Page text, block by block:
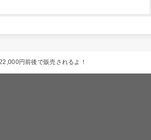
円前後で販売されるよ！